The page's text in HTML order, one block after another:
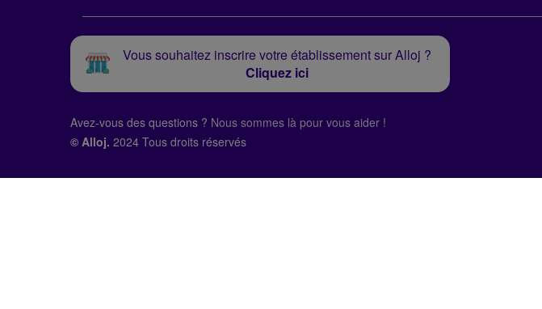
Vous souhaitez inscrire votre établissement sur Alloj ?
Cliquez ici
Avez-vous des questions ? Nous sommes là pour vous aider !
© Alloj. 2024 Tous droits réservés